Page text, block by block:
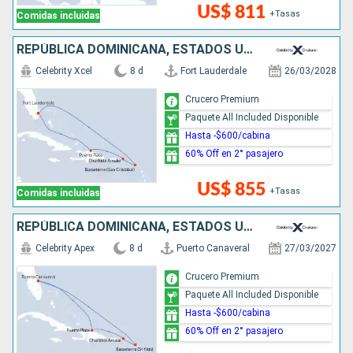
Comidas incluidas US$ 811 +Tasas
REPÚBLICA DOMINICANA, ESTADOS UNIDOS
Comidas incluidas
Celebrity Xcel 8 d Fort Lauderdale 26/03/2028
US$ 855 +Tasas
Crucero Premium
Paquete All Included Disponible
Hasta -$600/cabina
60% Off en 2° pasajero
REPÚBLICA DOMINICANA, ESTADOS UNIDOS
Celebrity Apex 8 d Puerto Canaveral 27/03/2027
Crucero Premium
Paquete All Included Disponible
Hasta -$600/cabina
60% Off en 2° pasajero